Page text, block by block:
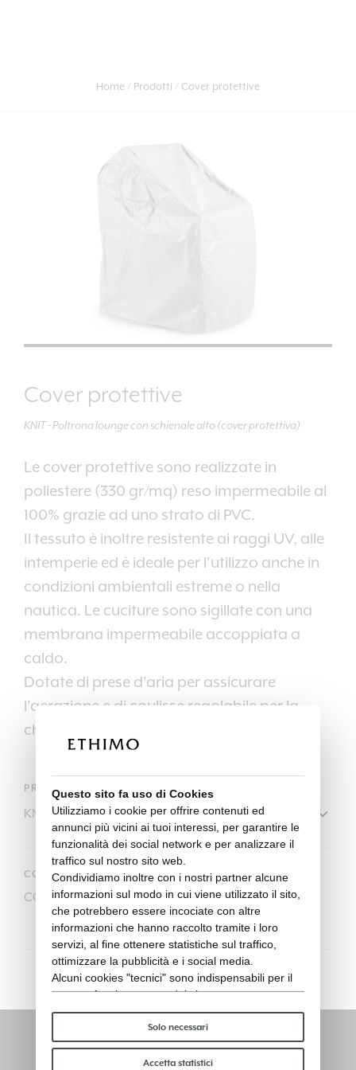
Home Prodotti Cover protettive
Cover protettive
KNIT - Poltrona lounge con schienale alto (cover protettiva)
Le cover protettive sono realizzate in
poliestere (330 gr/mq) reso impermeabile al
100% grazie ad uno strato di PVC.
Il tessuto è inoltre resistente ai raggi UV, alle
intemperie ed è ideale per l'utilizzo anche in
condizioni ambientali estreme o nella
nautica. Le cuciture sono sigillate con una
membrana impermeabile accoppiata a
caldo.
Dotate di prese d'aria per assicurare
l'aerazione e di coulisse regolabile per la
chiusura.
PRODOTTI
CODICE
COVER132
Rimani informato
Questo sito fa uso di Cookies
Utilizziamo i cookie per offrire contenuti ed
annunci più vicini ai tuoi interessi, per garantire le
funzionalità dei social network e per analizzare il
traffico sul nostro sito web.
Condividiamo inoltre con i nostri partner alcune
informazioni sul modo in cui viene utilizzato il sito,
che potrebbero essere incociate con altre
informazioni che hanno raccolto tramite i loro
servizi, al fine ottenere statistiche sul traffico,
ottimizzare la pubblicità e i social media.
Alcuni cookies "tecnici" sono indispensabili per il
corretto funzionamento del sito e non trattano o
condividono con terzi alcun dato personale. Per
saperne di più puoi consultare la nostra
policy.
Per favore, scegli quali cookie accettare:
Solo necessari
Accetta statistici